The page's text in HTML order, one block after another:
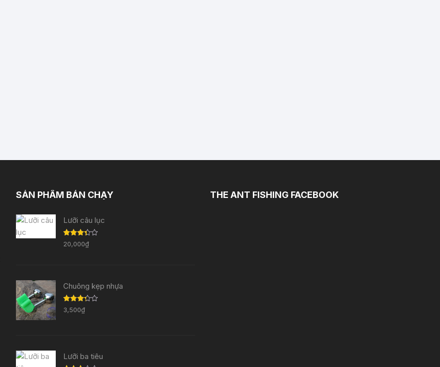
SẢN PHẨM BÁN CHẠY
Lưỡi câu lục
Được
xếp
20,000₫
Chuông kẹp nhựa
Được
xếp
3,500₫
Lưỡi ba tiêu
THE ANT FISHING FACEBOOK